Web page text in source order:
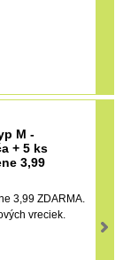
M -
+ 5 ks
3,99
3,99 ZDARMA.
vreciek.